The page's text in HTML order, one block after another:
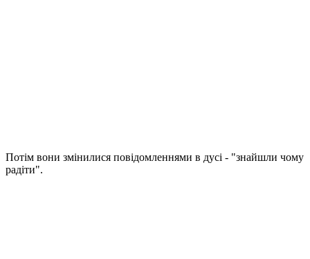
Потім вони змінилися повідомленнями в дусі - "знайшли чому
радіти".